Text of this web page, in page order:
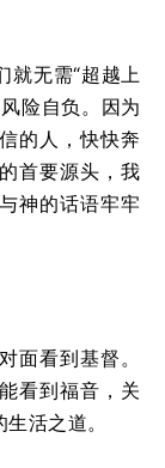
就无需“超越上
险自负。因为
的人，快快奔
首要源头，我
神的话语牢牢
面看到基督。
看到福音，关
活之道。